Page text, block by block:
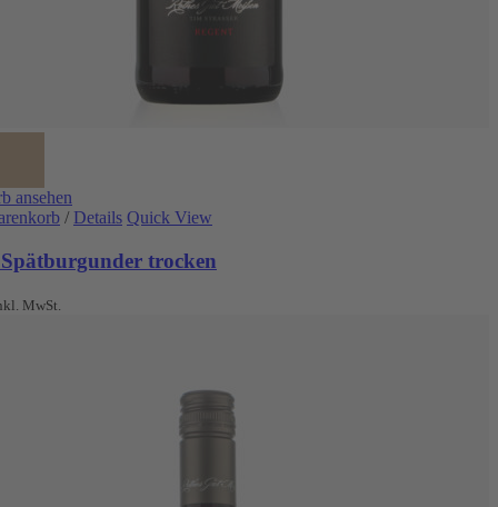
ansehen
/ Details Quick View
trocken
MwSt.